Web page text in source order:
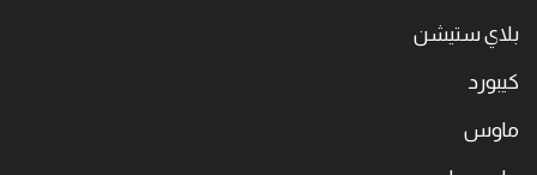
بلاي ستيشن
كيبورد
ماوس